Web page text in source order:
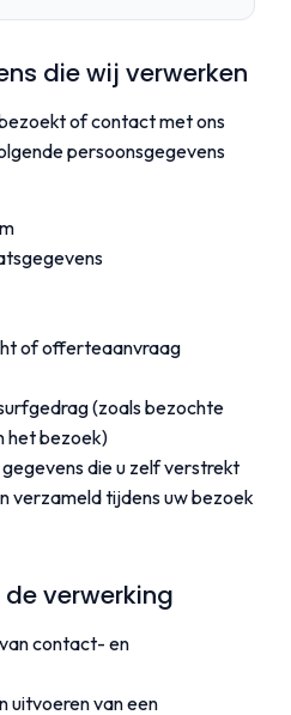
die wij verwerken
of contact met ons
persoonsgegevens
of offerteaanvraag
(zoals bezochte
het bezoek)
die u zelf verstrekt
verzameld tijdens uw bezoek
de verwerking
contact- en
uitvoeren van een